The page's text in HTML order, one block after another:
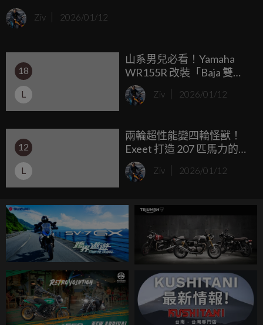
最讓人放心的美容服務？現在不用再羨慕中南部的車友了，
日本第一連鎖鍍膜品牌 KeePer PRO SHOP 終於正式進軍台
Ziv 2026/01/12
18
L
山系男兒必看！Yamaha
WR155R 改裝「Baja 雙
燈」 復古越野靈魂完全解
放
Ziv 2026/01/12
12
L
兩輪超性能變四輪怪獸！
Exeet 打造 207 匹馬力的
BMW M 1000 R「終極四輪
沙灘車」
Ziv 2026/01/12